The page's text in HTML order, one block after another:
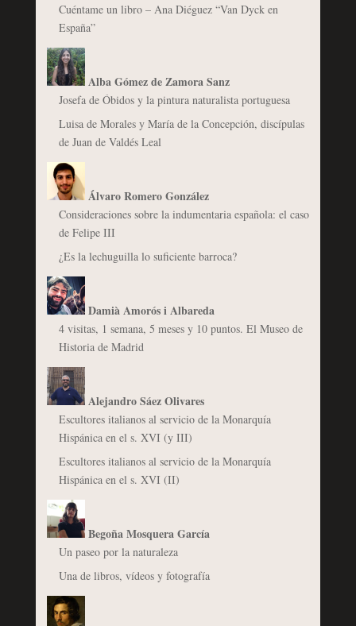
Cuéntame un libro – Ana Diéguez “Van Dyck en
España”
Alba Gómez de Zamora Sanz
Josefa de Óbidos y la pintura naturalista portuguesa
Luisa de Morales y María de la Concepción, discípulas
de Juan de Valdés Leal
Álvaro Romero González
Consideraciones sobre la indumentaria española: el caso
de Felipe III
¿Es la lechuguilla lo suficiente barroca?
Damià Amorós i Albareda
4 visitas, 1 semana, 5 meses y 10 puntos. El Museo de
Historia de Madrid
Alejandro Sáez Olivares
Escultores italianos al servicio de la Monarquía
Hispánica en el s. XVI (y III)
Escultores italianos al servicio de la Monarquía
Hispánica en el s. XVI (II)
Begoña Mosquera García
Un paseo por la naturaleza
Una de libros, vídeos y fotografía